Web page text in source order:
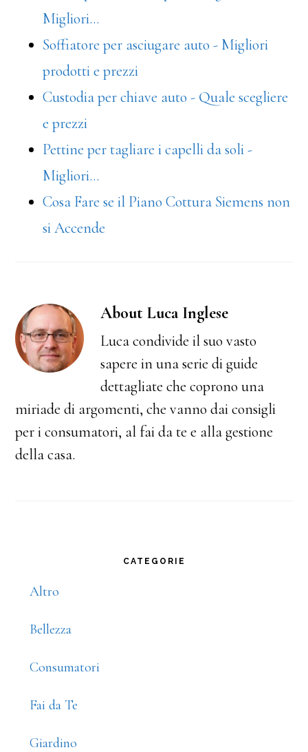
Migliori…
Soffiatore per asciugare auto - Migliori
prodotti e prezzi
Custodia per chiave auto - Quale scegliere
e prezzi
Pettine per tagliare i capelli da soli -
Migliori…
Cosa Fare se il Piano Cottura Siemens non
si Accende
AboutLuca Inglese
Luca condivide il suo vasto
sapere in una serie di guide
dettagliate che coprono una
miriade di argomenti, che vanno dai consigli
per i consumatori, al fai da te e alla gestione
della casa.
Sidebar
CATEGORIE
Altro
Bellezza
Consumatori
Fai da Te
Giardino